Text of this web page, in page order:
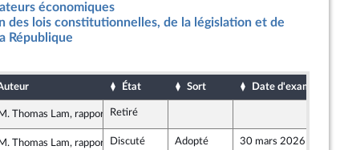
économiques
des lois constitutionnelles, de la législation et de
République
État Sort Date d'examen
M. Thomas Lam, rapporteurRetiré
M. Thomas Lam, rapporteurDiscuté Adopté 30 mars 2026